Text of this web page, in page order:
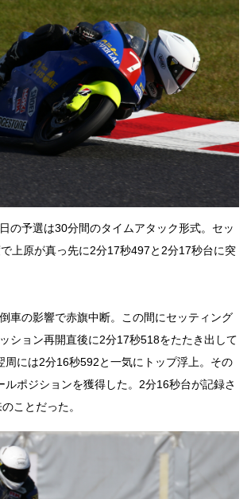
の予選は30分間のタイムアタック形式。セッ
上原が真っ先に2分17秒497と2分17秒台に突
車の影響で赤旗中断。この間にセッティング
ション再開直後に2分17秒518をたたき出して
周には2分16秒592と一気にトップ浮上。その
ルポジションを獲得した。2分16秒台が記録さ
ことだった。